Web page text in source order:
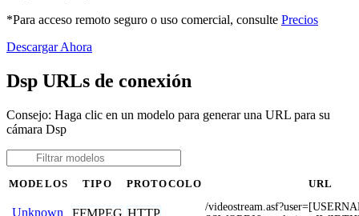
*Para acceso remoto seguro o uso comercial, consulte Precios
Descargar Ahora
Dsp URLs de conexión
Consejo: Haga clic en un modelo para generar una URL para su
cámara Dsp
MODELOS TIPO PROTOCOLO URL
Unknown FFMPEG HTTP
/